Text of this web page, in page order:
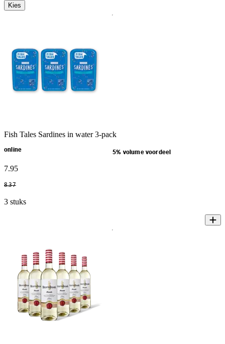
Kies
Fish Tales Sardines in water 3-pack
online 5% volume voordeel
7.95
8.37
3 stuks